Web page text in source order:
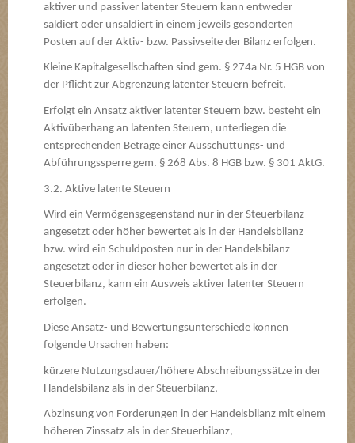
aktiver und passiver latenter Steuern kann entweder
saldiert oder unsaldiert in einem jeweils gesonderten
Posten auf der Aktiv- bzw. Passivseite der Bilanz erfolgen.
Kleine Kapitalgesellschaften sind gem. § 274a Nr. 5 HGB von
der Pflicht zur Abgrenzung latenter Steuern befreit.
Erfolgt ein Ansatz aktiver latenter Steuern bzw. besteht ein
Aktivüberhang an latenten Steuern, unterliegen die
entsprechenden Beträge einer Ausschüttungs- und
Abführungssperre gem. § 268 Abs. 8 HGB bzw. § 301 AktG.
3.2. Aktive latente Steuern
Wird ein Vermögensgegenstand nur in der Steuerbilanz
angesetzt oder höher bewertet als in der Handelsbilanz
bzw. wird ein Schuldposten nur in der Handelsbilanz
angesetzt oder in dieser höher bewertet als in der
Steuerbilanz, kann ein Ausweis aktiver latenter Steuern
erfolgen.
Diese Ansatz- und Bewertungsunterschiede können
folgende Ursachen haben:
kürzere Nutzungsdauer/höhere Abschreibungssätze in der
Handelsbilanz als in der Steuerbilanz,
Abzinsung von Forderungen in der Handelsbilanz mit einem
höheren Zinssatz als in der Steuerbilanz,